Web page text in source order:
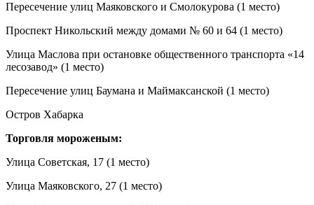
Пересечение улиц Маяковского и Смолокурова (1 место)
Проспект Никольский между домами № 60 и 64 (1 место)
Улица Маслова при остановке общественного транспорта «14
лесозавод» (1 место)
Пересечение улиц Баумана и Маймаксанской (1 место)
Остров Хабарка
Торговля мороженым:
Улица Советская, 17 (1 место)
Улица Маяковского, 27 (1 место)